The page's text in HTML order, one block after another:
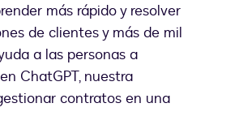
más rápido y resolver
de clientes y más de mil
a las personas a
ChatGPT, nuestra
contratos en una